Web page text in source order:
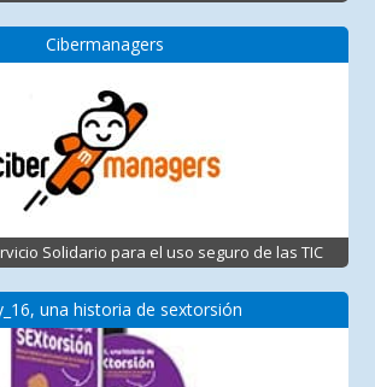
Cibermanagers
Solidario para el uso seguro de las TIC
una historia de sextorsión